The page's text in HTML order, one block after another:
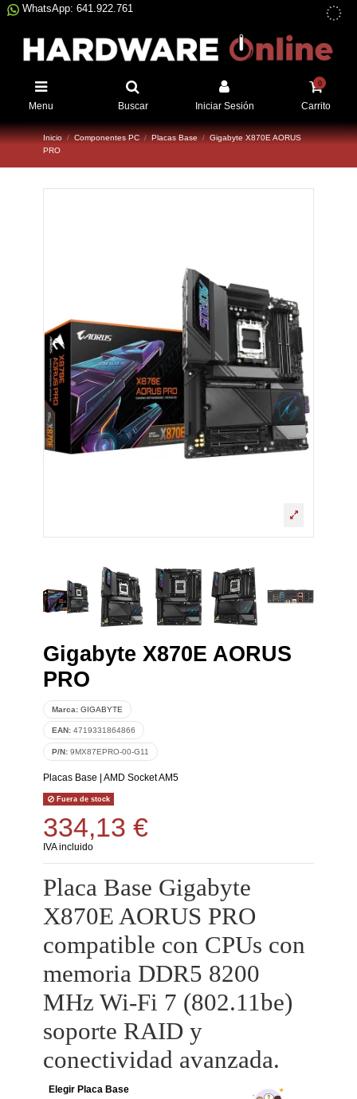
WhatsApp: 641.922.761
Menu Buscar Iniciar Sesión
0
Carrito
Inicio Componentes PC Placas Base
Gigabyte X870E AORUS
PRO
Gigabyte X870E AORUS
PRO
Marca: GIGABYTE
EAN: 4719331864866
P/N: 9MX87EPRO-00-G11
Placas Base AMD Socket AM5
Fuera de stock
334,13 €
IVA incluido
Placa Base Gigabyte
X870E AORUS PRO
compatible con CPUs con
memoria DDR5 8200
MHz Wi-Fi 7 (802.11be)
soporte RAID y
conectividad avanzada.
Elegir Placa Base